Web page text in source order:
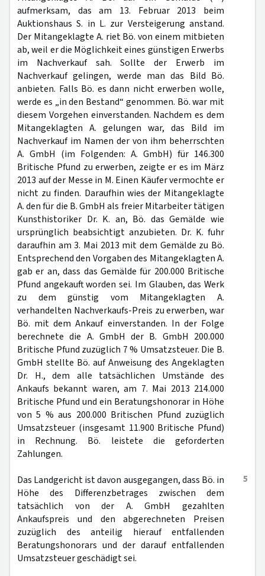
aufmerksam, das am 13. Februar 2013 beim
Auktionshaus S. in L. zur Versteigerung anstand.
Der Mitangeklagte A. riet Bö. von einem mitbieten
ab, weil er die Möglichkeit eines günstigen Erwerbs
im Nachverkauf sah. Sollte der Erwerb im
Nachverkauf gelingen, werde man das Bild Bö.
anbieten. Falls Bö. es dann nicht erwerben wolle,
werde es „in den Bestand“ genommen. Bö. war mit
diesem Vorgehen einverstanden. Nachdem es dem
Mitangeklagten A. gelungen war, das Bild im
Nachverkauf im Namen der von ihm beherrschten
A. GmbH (im Folgenden: A. GmbH) für 146.300
Britische Pfund zu erwerben, zeigte er es im März
2013 auf der Messe in M. Einen Käufer vermochte er
nicht zu finden. Daraufhin wies der Mitangeklagte
A. den für die B. GmbH als freier Mitarbeiter tätigen
Kunsthistoriker Dr. K. an, Bö. das Gemälde wie
ursprünglich beabsichtigt anzubieten. Dr. K. fuhr
daraufhin am 3. Mai 2013 mit dem Gemälde zu Bö.
Entsprechend den Vorgaben des Mitangeklagten A.
gab er an, dass das Gemälde für 200.000 Britische
Pfund angekauft worden sei. Im Glauben, das Werk
zu dem günstig vom Mitangeklagten A.
verhandelten Nachverkaufs-Preis zu erwerben, war
Bö. mit dem Ankauf einverstanden. In der Folge
berechnete die A. GmbH der B. GmbH 200.000
Britische Pfund zuzüglich 7 % Umsatzsteuer. Die B.
GmbH stellte Bö. auf Anweisung des Angeklagten
Dr. H., dem alle tatsächlichen Umstände des
Ankaufs bekannt waren, am 7. Mai 2013 214.000
Britische Pfund und ein Beratungshonorar in Höhe
von 5 % aus 200.000 Britischen Pfund zuzüglich
Umsatzsteuer (insgesamt 11.900 Britische Pfund)
in Rechnung. Bö. leistete die geforderten
Zahlungen.
5
Das Landgericht ist davon ausgegangen, dass Bö. in
Höhe des Differenzbetrages zwischen dem
tatsächlich von der A. GmbH gezahlten
Ankaufspreis und den abgerechneten Preisen
zuzüglich des anteilig hierauf entfallenden
Beratungshonorars und der darauf entfallenden
Umsatzsteuer geschädigt sei.